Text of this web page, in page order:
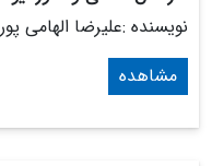
نویسنده :علیرضا الهامی پور
مشاهده